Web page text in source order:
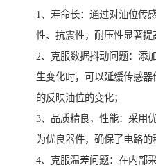
1、寿命长：通过对油位传
性、抗震性，耐压性显著提
2、克服数据抖动问题：添
生变化时，可以延缓传感
的反映油位的变化；
3、品质精良，性能：采用
为优良器件，确保了电路的
4、克服温差问题：在内部